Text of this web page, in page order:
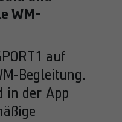
WM-
auf
Begleitung.
in der App